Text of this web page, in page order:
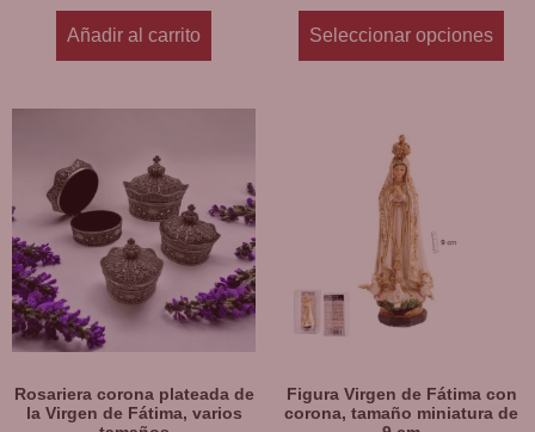
Añadir al carrito Seleccionar opciones
Rosariera corona plateada de
la Virgen de Fátima, varios
Figura Virgen de Fátima con
corona, tamaño miniatura de